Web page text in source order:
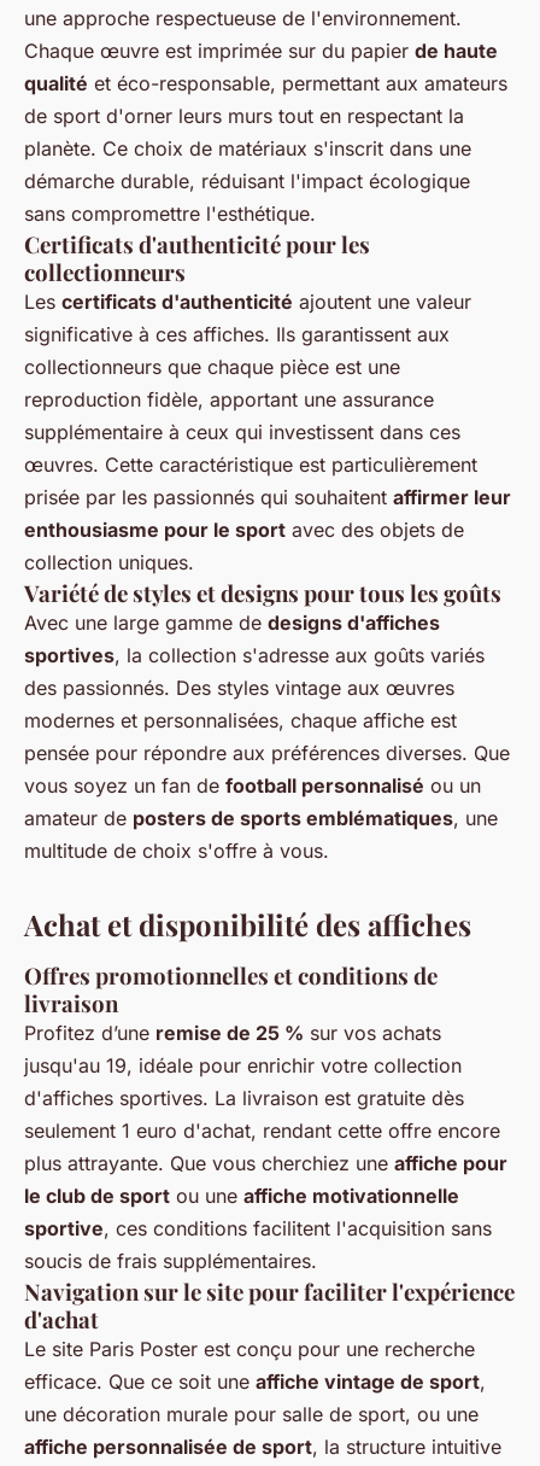
une approche respectueuse de l'environnement.
Chaque œuvre est imprimée sur du papier de haute
qualité et éco-responsable, permettant aux amateurs
de sport d'orner leurs murs tout en respectant la
planète. Ce choix de matériaux s'inscrit dans une
démarche durable, réduisant l'impact écologique
sans compromettre l'esthétique.
Certificats d'authenticité pour les
collectionneurs
Les certificats d'authenticité ajoutent une valeur
significative à ces affiches. Ils garantissent aux
collectionneurs que chaque pièce est une
reproduction fidèle, apportant une assurance
supplémentaire à ceux qui investissent dans ces
œuvres. Cette caractéristique est particulièrement
prisée par les passionnés qui souhaitent affirmer leur
enthousiasme pour le sport avec des objets de
collection uniques.
Variété de styles et designs pour tous les goûts
Avec une large gamme de designs d'affiches
sportives, la collection s'adresse aux goûts variés
des passionnés. Des styles vintage aux œuvres
modernes et personnalisées, chaque affiche est
pensée pour répondre aux préférences diverses. Que
vous soyez un fan de football personnalisé ou un
amateur de posters de sports emblématiques, une
multitude de choix s'offre à vous.
Achat et disponibilité des affiches
Offres promotionnelles et conditions de
livraison
Profitez d’une remise de 25 % sur vos achats
jusqu'au 19, idéale pour enrichir votre collection
d'affiches sportives. La livraison est gratuite dès
seulement 1 euro d'achat, rendant cette offre encore
plus attrayante. Que vous cherchiez une affiche pour
le club de sport ou une affiche motivationnelle
sportive, ces conditions facilitent l'acquisition sans
soucis de frais supplémentaires.
Navigation sur le site pour faciliter l'expérience
d'achat
Le site Paris Poster est conçu pour une recherche
efficace. Que ce soit une affiche vintage de sport,
une décoration murale pour salle de sport, ou une
affiche personnalisée de sport, la structure intuitive